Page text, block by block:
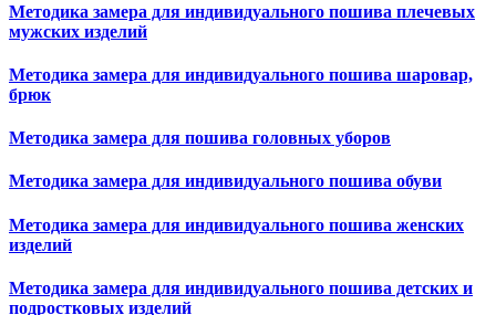
Методика замера для индивидуального пошива плечевых
мужских изделий
Методика замера для индивидуального пошива шаровар,
брюк
Методика замера для пошива головных уборов
Методика замера для индивидуального пошива обуви
Методика замера для индивидуального пошива женских
изделий
Методика замера для индивидуального пошива детских и
подростковых изделий